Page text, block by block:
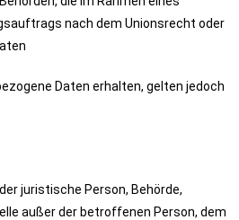
nach dem Unionsrecht oder
Daten erhalten, gelten jedoch
juristische Person, Behörde,
außer der betroffenen Person, dem